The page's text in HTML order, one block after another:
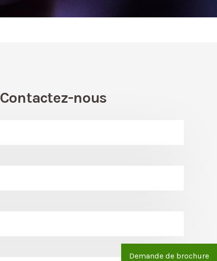
Contactez-nous
Demande de brochure